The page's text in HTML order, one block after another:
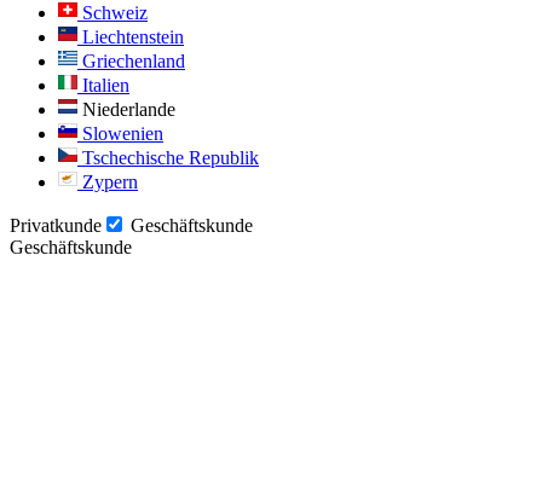
Schweiz
Liechtenstein
Griechenland
Italien
Niederlande
Slowenien
Tschechische Republik
Zypern
Privatkunde
Geschäftskunde
Geschäftskunde